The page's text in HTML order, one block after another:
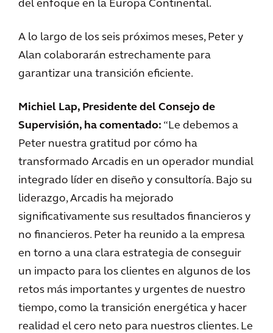
del enfoque en la Europa Continental.
A lo largo de los seis próximos meses, Peter y
Alan colaborarán estrechamente para
garantizar una transición eficiente.
Michiel Lap, Presidente del Consejo de
Supervisión, ha comentado: “Le debemos a
Peter nuestra gratitud por cómo ha
transformado Arcadis en un operador mundial
integrado líder en diseño y consultoría. Bajo su
liderazgo, Arcadis ha mejorado
significativamente sus resultados financieros y
no financieros. Peter ha reunido a la empresa
en torno a una clara estrategia de conseguir
un impacto para los clientes en algunos de los
retos más importantes y urgentes de nuestro
tiempo, como la transición energética y hacer
realidad el cero neto para nuestros clientes. Le